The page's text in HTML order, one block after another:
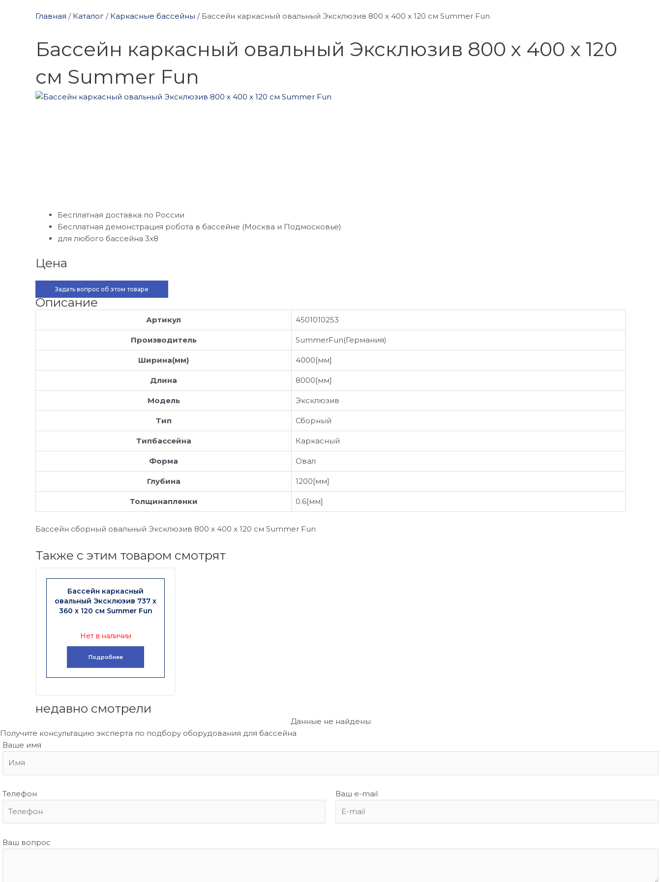
Главная / Каталог / Каркасные бассейны / Бассейн каркасный овальный Эксклюзив 800 х 400 x 120 см Summer Fun
Бассейн каркасный овальный Эксклюзив 800 х 400 x 120
см Summer Fun
Бесплатная доставка по России
Бесплатная демонстрация робота в бассейне (Москва и Подмосковье)
для любого бассейна 3х8
Цена
Задать вопрос об этом товаре
Описание
Артикул 4501010253
Производитель SummerFun(Германия)
Ширина(мм) 4000[мм]
Длина 8000[мм]
Модель Эксклюзив
Тип Сборный
Типбассейна Каркасный
Форма Овал
Глубина 1200[мм]
Толщинапленки 0.6[мм]
Бассейн сборный овальный Эксклюзив 800 х 400 x 120 см Summer Fun
Также с этим товаром смотрят
Бассейн каркасный
овальный Эксклюзив 737 х
360 х 120 см Summer Fun
Нет в наличии
Подробнее
недавно смотрели
Данные не найдены
Получите консультацию эксперта по подбору оборудования для бассейна
Ваше имя
Телефон Ваш e-mail
Ваш вопрос